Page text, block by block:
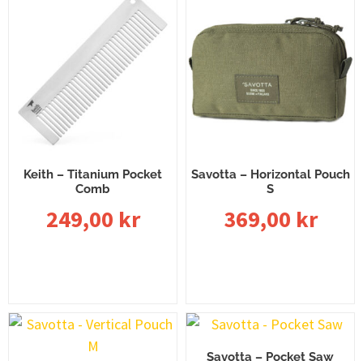
Keith – Titanium Pocket
Comb
249,00 kr
Savotta – Horizontal Pouch
S
369,00 kr
Savotta – Pocket Saw